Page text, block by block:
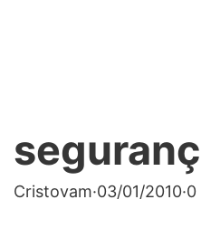
Cristovam·03/01/2010·0